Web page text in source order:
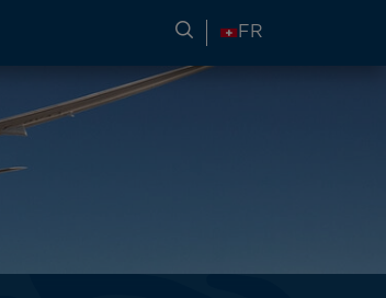
RECHERCHER DES
FR